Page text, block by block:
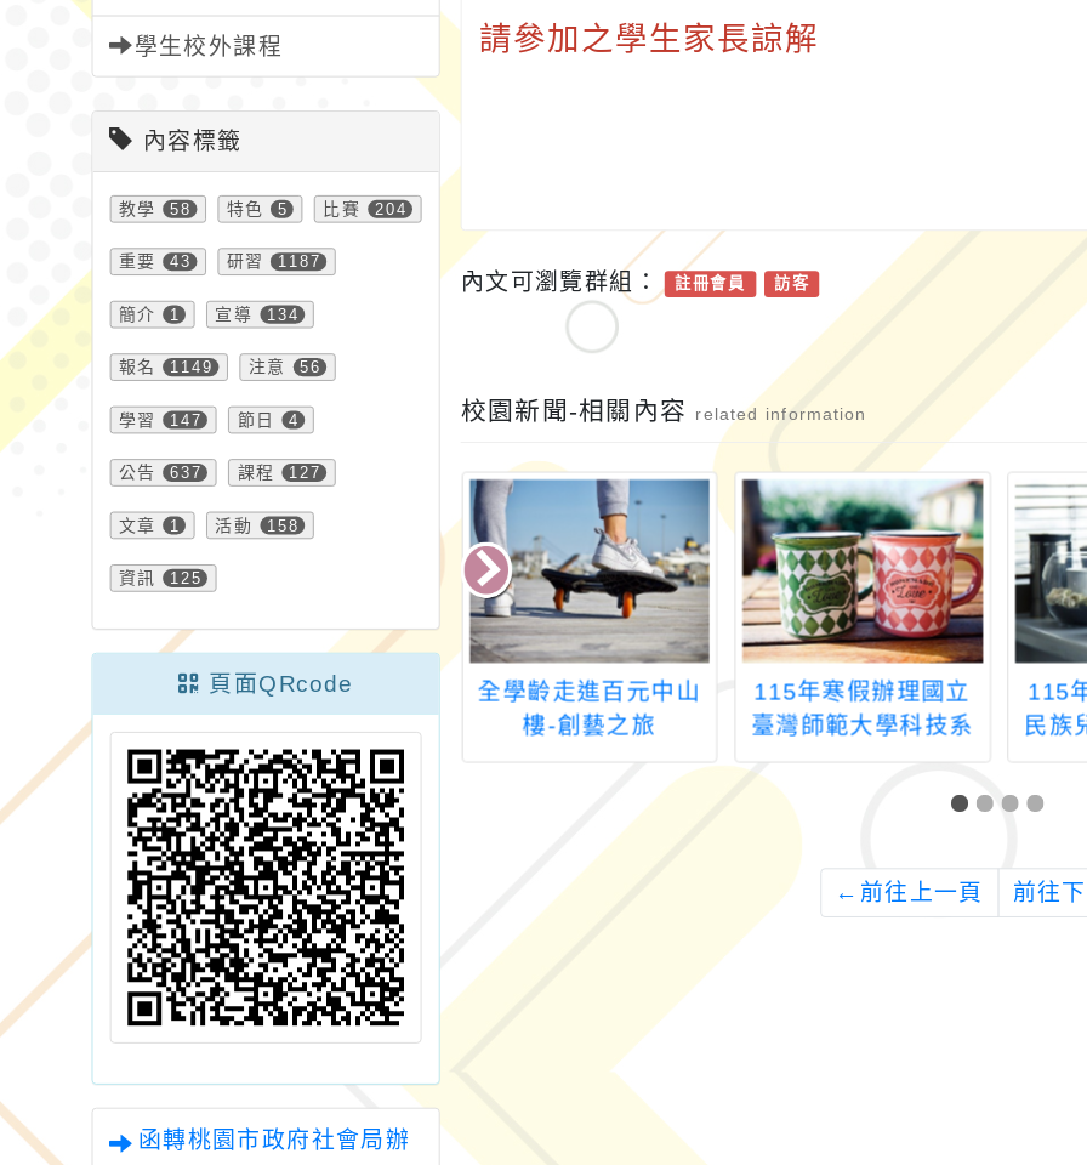
學生校外課程
內容標籤
教學 58 特色 5 比賽 204
重要 43 研習 1187
簡介 1 宣導 134
報名 1149 注意 56
學習 147 節日 4
公告 637 課程 127
文章 1 活動 158
資訊 125
頁面QRcode
函轉桃園市政府社會局辦
請參加之學生家長諒解
內文可瀏覽群組： 註冊會員 訪客
校園新聞-相關內容 related information
際科學全英語
研習營
國立臺北教育大學
2025夏令營
全學齡走進百元中山
樓-創藝之旅
115年寒假辦理國立
臺灣師範大學科技系
許庭嘉教授團隊
AI2Robot 影像辨識
115
民族
ita
← 前往上一頁 前往